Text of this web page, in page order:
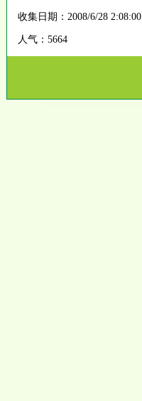
收集日期：2008/6/28 2:08:00
人气：5664